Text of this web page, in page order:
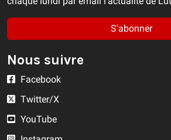
S'abonner
Nous suivre
Facebook
Twitter/X
YouTube